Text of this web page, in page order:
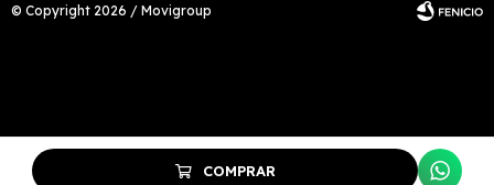
COMPRAR
© Copyright 2026 / Movigroup
Fenicio